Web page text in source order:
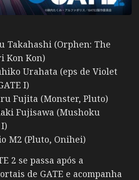
Takahashi (Orphen: The
Kon Kon)
Urahata (eps de Violet
I)
Fujita (Monster, Pluto)
Fujisawa (Mushoku
M2 (Pluto, Onihei)
2 se passa após a
de GATE e acompanha